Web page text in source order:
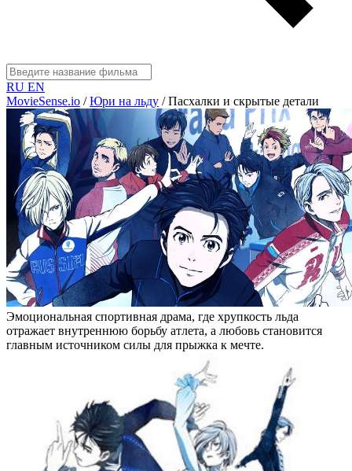
RU EN
MovieSense.io / Юри на льду / Пасхалки и скрытые детали
Эмоциональная спортивная драма, где хрупкость льда
отражает внутреннюю борьбу атлета, а любовь становится
главным источником силы для прыжка к мечте.